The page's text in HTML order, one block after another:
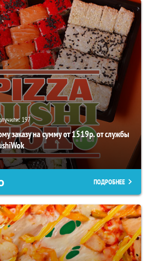
197
заказу на сумму от 1519р. от службы
ПОДРОБНЕЕ